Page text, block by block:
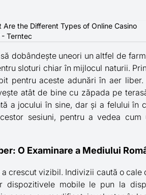
dobândește uneori un altfel de
sloturi chiar în mijlocul naturii.
pentru aceste adunări în aer
atât de bine cu zăpada pe
a jocului în sine, dar și a felului în
sesiuni, pentru a vedea cum
O Examinare a Mediului
crescut vizibil. Indivizii caută o
dispozitivele mobile le pun la